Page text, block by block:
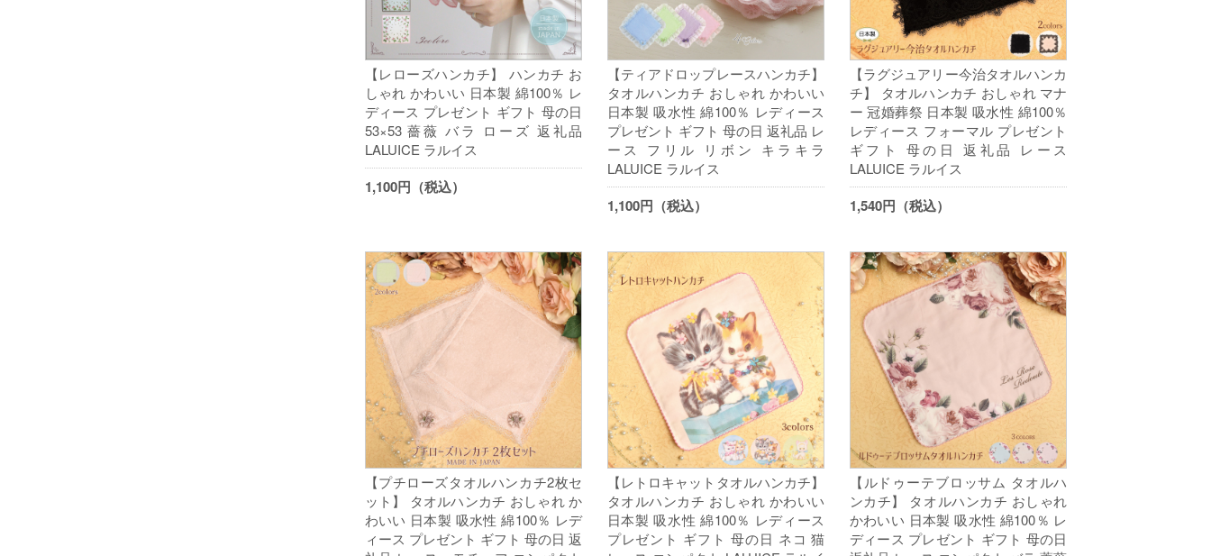
【レローズハンカチ】 ハンカチ お
しゃれ かわいい 日本製 綿100％ レ
ディース プレゼント ギフト 母の日
53×53 薔薇 バラ ローズ 返礼品
LALUICE ラルイス
1,100円（税込）
【ティアドロップレースハンカチ】
タオルハンカチ おしゃれ かわいい
日本製 吸水性 綿100％ レディース
プレゼント ギフト 母の日 返礼品 レ
ース フリル リボン キラキラ
LALUICE ラルイス
1,100円（税込）
【ラグジュアリー今治タオルハンカ
チ】 タオルハンカチ おしゃれ マナ
ー 冠婚葬祭 日本製 吸水性 綿100％
レディース フォーマル プレゼント
ギフト 母の日 返礼品 レース
LALUICE ラルイス
1,540円（税込）
【プチローズタオルハンカチ2枚セ
ット】 タオルハンカチ おしゃれ か
わいい 日本製 吸水性 綿100％ レデ
ィース プレゼント ギフト 母の日 返
【レトロキャットタオルハンカチ】
タオルハンカチ おしゃれ かわいい
日本製 吸水性 綿100％ レディース
プレゼント ギフト 母の日 ネコ 猫
【ルドゥーテブロッサム タオルハ
ンカチ】 タオルハンカチ おしゃれ
かわいい 日本製 吸水性 綿100％ レ
ディース プレゼント ギフト 母の日